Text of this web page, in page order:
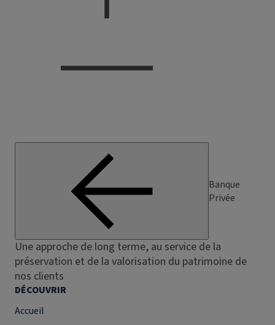
Banque
Privée
Une approche de long terme, au service de la
préservation et de la valorisation du patrimoine de
nos clients
DÉCOUVRIR
Accueil